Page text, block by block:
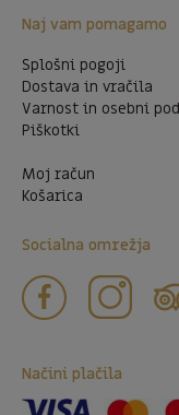
Naj vam pomagamo
Splošni pogoji
Dostava in vračila
Varnost in osebni
Piškotki
Moj račun
Košarica
Socialna omrežja
Načini plačila